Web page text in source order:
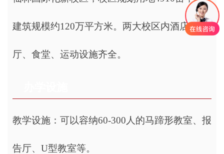
建筑规模约120万平方米。两大校区内酒店、餐
厅、食堂、运动设施齐全。
教学设施：可以容纳60-300人的马蹄形教室、报
告厅、U型教室等。